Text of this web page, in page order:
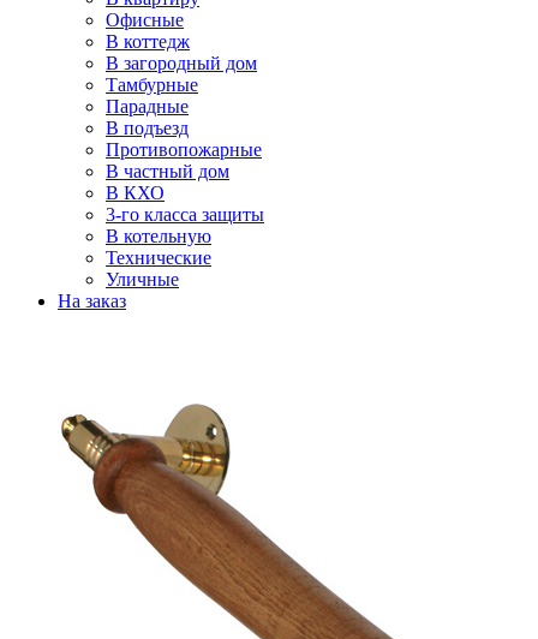
Офисные
В коттедж
В загородный дом
Тамбурные
Парадные
В подъезд
Противопожарные
В частный дом
В КХО
3-го класса защиты
В котельную
Технические
Уличные
На заказ